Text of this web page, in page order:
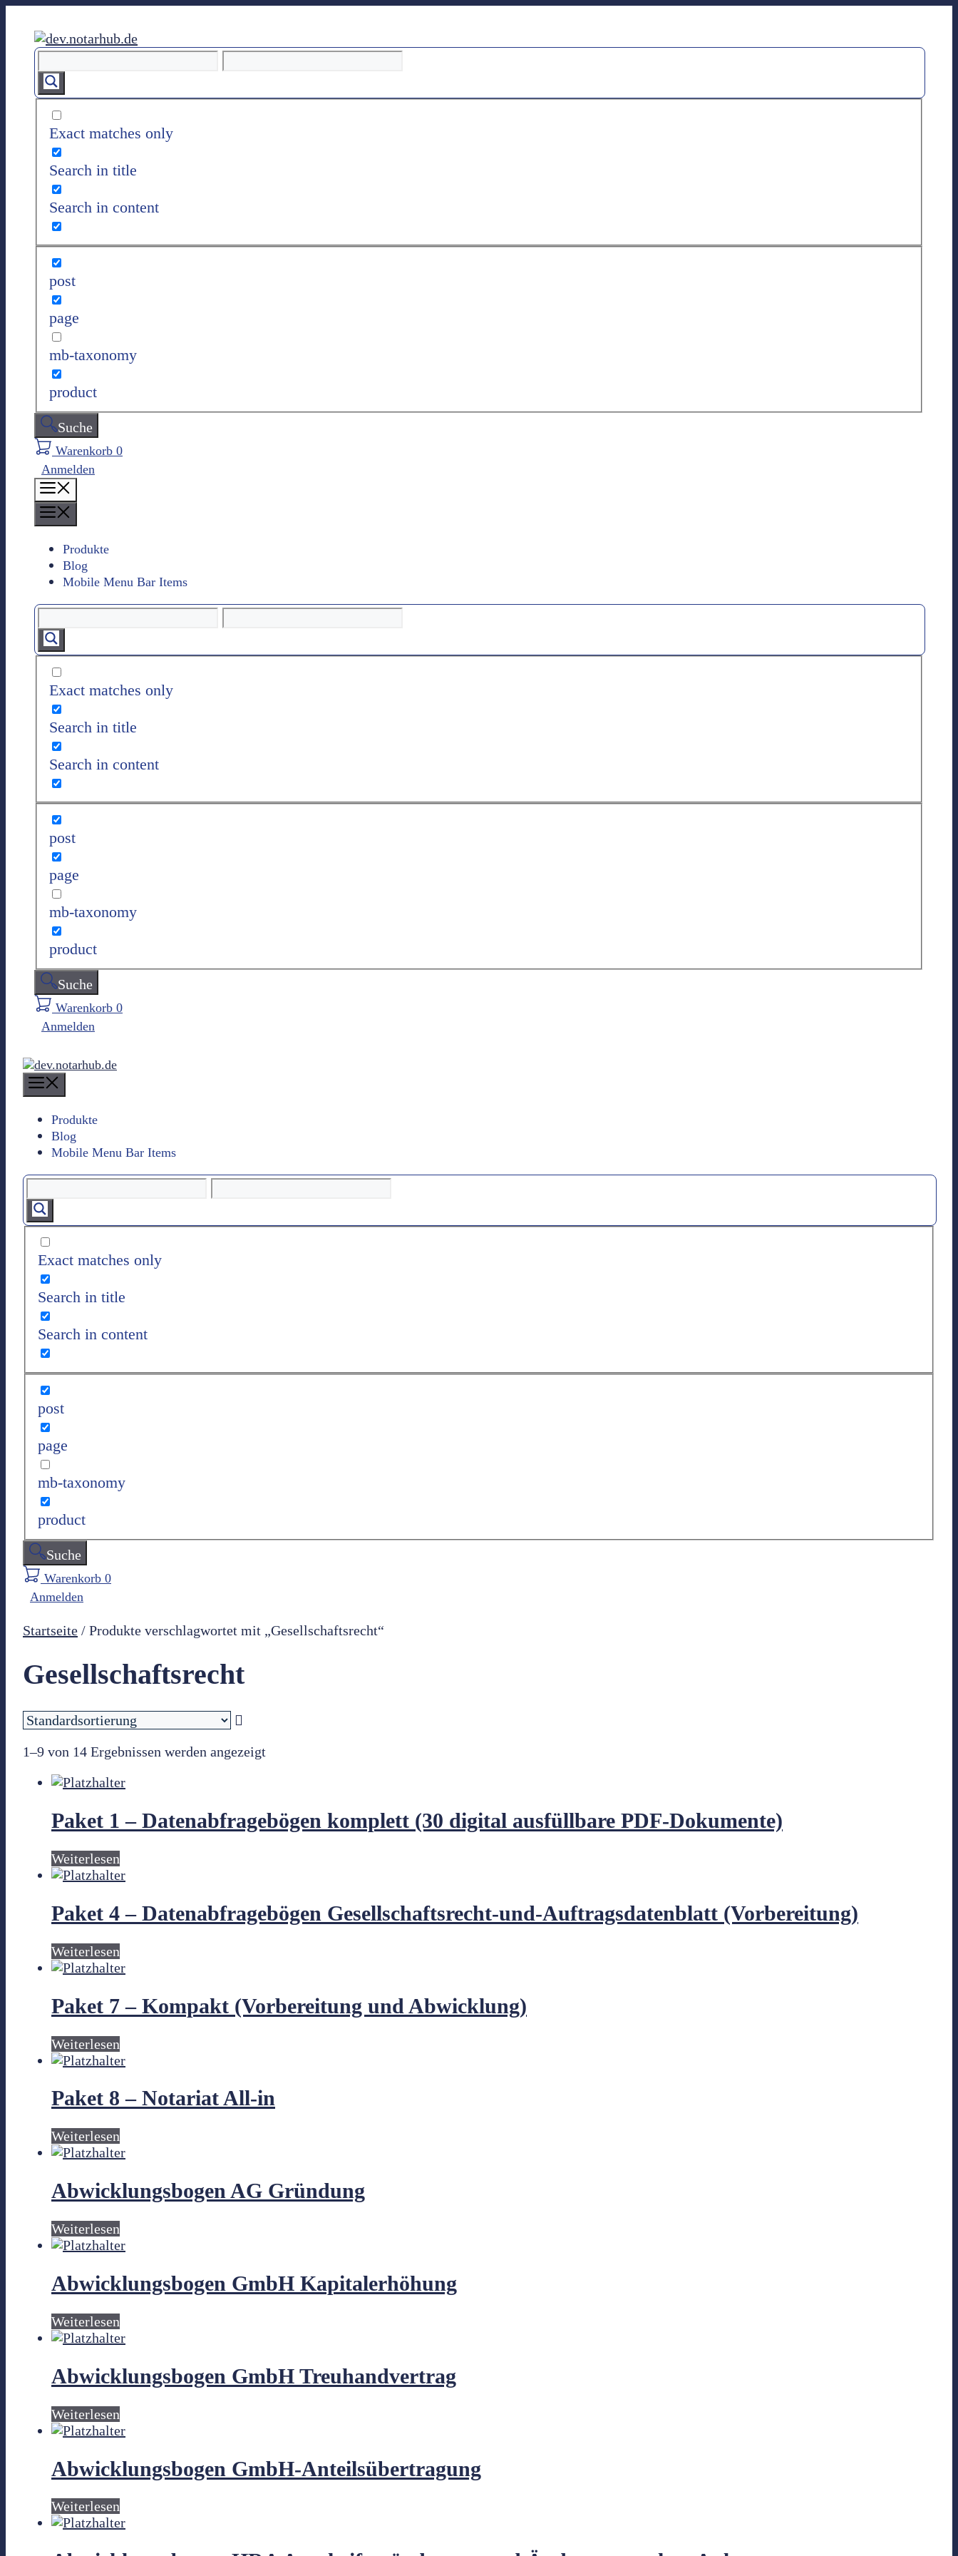
Exact matches only
Search in title
Search in content
post
page
mb-taxonomy
product
Suche
Warenkorb 0
Anmelden
e
n
ü
e
n
ü
Produkte
Blog
Mobile Menu Bar Items
Exact matches only
Search in title
Search in content
post
page
mb-taxonomy
product
Suche
Warenkorb 0
Anmelden
e
n
u
Produkte
Blog
Mobile Menu Bar Items
Exact matches only
Search in title
Search in content
post
page
mb-taxonomy
product
Suche
Warenkorb 0
Anmelden
Startseite / Produkte verschlagwortet mit „Gesellschaftsrecht“
Gesellschaftsrecht
1–9 von 14 Ergebnissen werden angezeigt
Paket 1 – Datenabfragebögen komplett (30 digital ausfüllbare PDF-Dokumente)
Weiterlesen
Paket 4 – Datenabfragebögen Gesellschaftsrecht-und-Auftragsdatenblatt (Vorbereitung)
Weiterlesen
Paket 7 – Kompakt (Vorbereitung und Abwicklung)
Weiterlesen
Paket 8 – Notariat All-in
Weiterlesen
Abwicklungsbogen AG Gründung
Weiterlesen
Abwicklungsbogen GmbH Kapitalerhöhung
Weiterlesen
Abwicklungsbogen GmbH Treuhandvertrag
Weiterlesen
Abwicklungsbogen GmbH-Anteilsübertragung
Weiterlesen